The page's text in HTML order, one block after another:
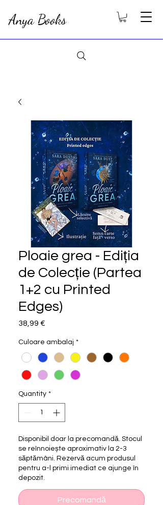
Anya Books
Ploaie grea - Ediția
de Colecție (Partea
1+2 cu Printed
Edges)
38,99 €
Culoare ambalaj *
Quantity *
Disponibil doar la precomandă. Stocul
se reînnoiește aproximativ la 2-3
săptămâni. Rezervă acum produsul
pentru a-l primi imediat ce ajunge în
depozit.
Precomandă